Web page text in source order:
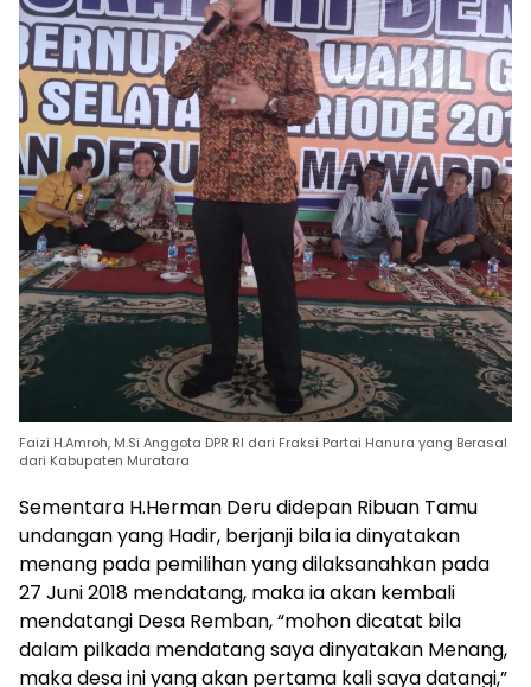
Faizi H.Amroh, M.Si Anggota DPR RI dari Fraksi Partai Hanura yang Berasal
dari Kabupaten Muratara
Sementara H.Herman Deru didepan Ribuan Tamu
undangan yang Hadir, berjanji bila ia dinyatakan
menang pada pemilihan yang dilaksanahkan pada
27 Juni 2018 mendatang, maka ia akan kembali
mendatangi Desa Remban, “mohon dicatat bila
dalam pilkada mendatang saya dinyatakan Menang,
maka desa ini yang akan pertama kali saya datangi,”